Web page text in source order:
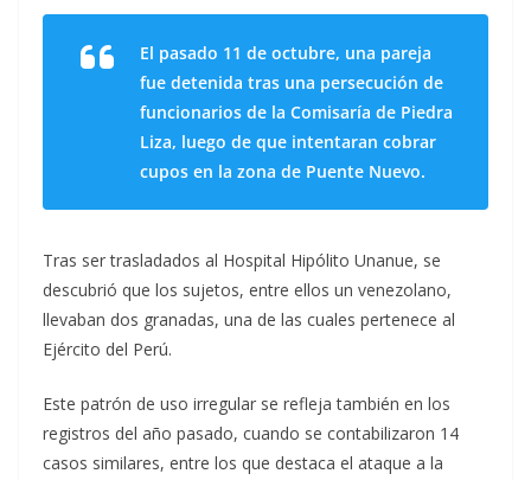
El pasado 11 de octubre, una pareja
fue detenida tras una persecución de
funcionarios de la Comisaría de Piedra
Liza, luego de que intentaran cobrar
cupos en la zona de Puente Nuevo.
Tras ser trasladados al Hospital Hipólito Unanue, se
descubrió que los sujetos, entre ellos un venezolano,
llevaban dos granadas, una de las cuales pertenece al
Ejército del Perú.
Este patrón de uso irregular se refleja también en los
registros del año pasado, cuando se contabilizaron 14
casos similares, entre los que destaca el ataque a la